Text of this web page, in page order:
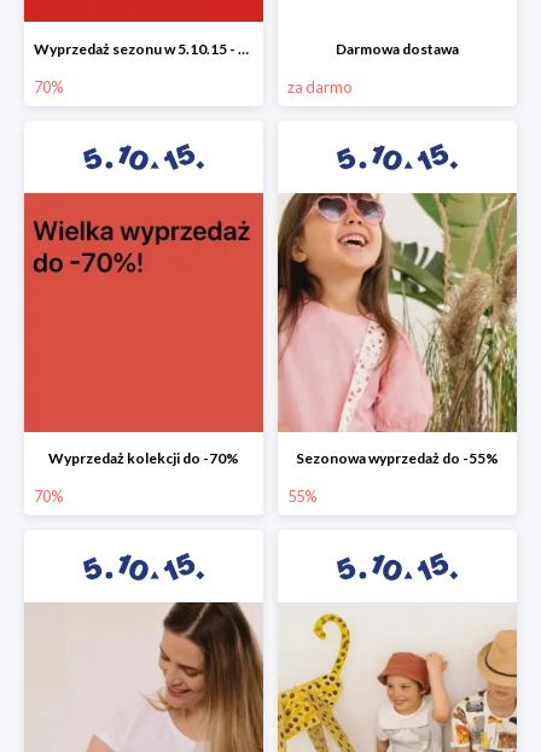
Wyprzedaż sezonu w 5.10.15 - cały asortyment -70%
70%
Darmowa dostawa
za darmo
Wyprzedaż kolekcji do -70%
70%
Sezonowa wyprzedaż do -55%
55%